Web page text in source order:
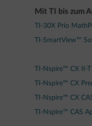
Mit TI bis zum
TI-30X Prio
TI-SmartView™
TI-Nspire™ CX II-
TI-Nspire™ CX
TI-Nspire™ CX
TI-Nspire™ CAS